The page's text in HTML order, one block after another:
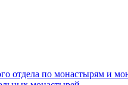
отдела по монастырям и